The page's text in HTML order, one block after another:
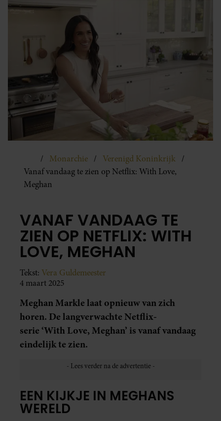
Monarchie
Verenigd Koninkrijk
Vanaf vandaag te zien op Netflix: With Love,
Meghan
VANAF VANDAAG TE
ZIEN OP NETFLIX: WITH
LOVE, MEGHAN
Tekst: Vera Guldemeester
4 maart 2025
Meghan Markle laat opnieuw van zich
horen. De langverwachte Netflix-
serie ‘With Love, Meghan’ is vanaf vandaag
eindelijk te zien.
EEN KIJKJE IN MEGHANS
WERELD